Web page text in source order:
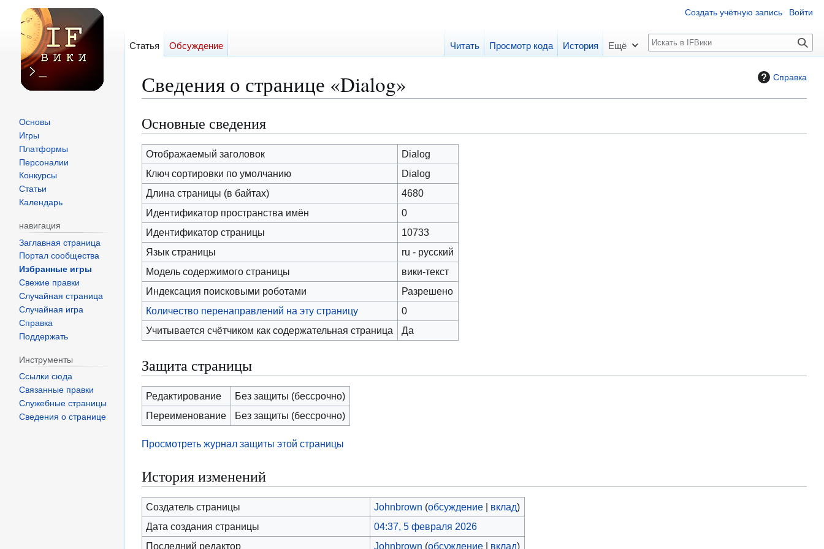
Справка
Сведения о странице «Dialog»
Перейти
к
навигации
Перейти
к
поиску
Основные сведения
Отображаемый заголовок
Dialog
Ключ сортировки по умолчанию
Dialog
Длина страницы (в байтах)
4680
Идентификатор пространства имён
0
Идентификатор страницы
10733
Язык страницы
ru - русский
Модель содержимого страницы
вики-текст
Индексация поисковыми роботами
Разрешено
Количество перенаправлений на эту страницу
0
Учитывается счётчиком как содержательная страница
Да
Защита страницы
Редактирование
Без защиты (бессрочно)
Переименование
Без защиты (бессрочно)
Просмотреть журнал защиты этой страницы
История изменений
Создатель страницы Johnbrown (обсуждение | вклад)
Дата создания страницы
04:37, 5 февраля 2026
Последний редактор
Johnbrown (обсуждение | вклад)
Создать учётную запись Войти
Статья Обсуждение Читать Просмотр кода История Ещё
П
о
к
Основы
Игры
Платформы
Персоналии
Конкурсы
Статьи
Календарь
навигация
Заглавная страница
Портал сообщества
Избранные игры
Свежие правки
Случайная страница
Случайная игра
Справка
Поддержать
Инструменты
Ссылки сюда
Связанные правки
Служебные страницы
Сведения о странице